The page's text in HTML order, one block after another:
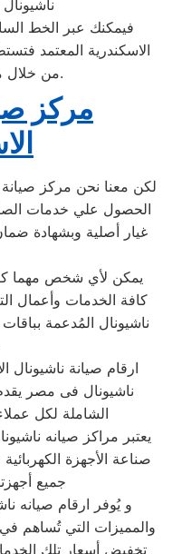
فيمكنك عبر الخط
الاسكندرية المعتمد
من خلال مركز الصيانة المعتمد.
مركز
لكن معنا نحن مركز صيانة
الحصول علي خدمات
غيار أصلية وبشهادة
يمكن لأي شخص مهما
كافة الخدمات وأعمال
ناشيونال المُدعمة
ارقام صيانة ناشيونال
ناشيونال فى مصر
الشاملة لكل
يعتبر مراكز صيانه
صناعة الأجهزة
جميع
و يُوفر ارقام صيانه
والمميزات التي تُساهم
تخفيض أسعار تلك